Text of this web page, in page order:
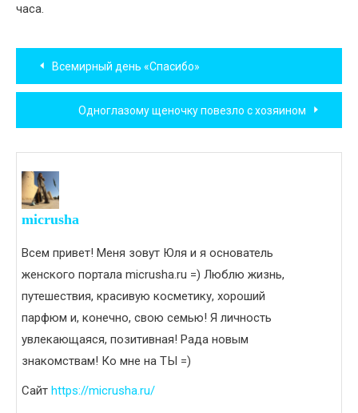
часа.
Навигация
по
записям
Всемирный день «Спасибо»
Одноглазому щеночку повезло с хозяином
micrusha
Всем привет! Меня зовут Юля и я основатель
женского портала micrusha.ru =) Люблю жизнь,
путешествия, красивую косметику, хороший
парфюм и, конечно, свою семью! Я личность
увлекающаяся, позитивная! Рада новым
знакомствам! Ко мне на ТЫ =)
Сайт https://micrusha.ru/